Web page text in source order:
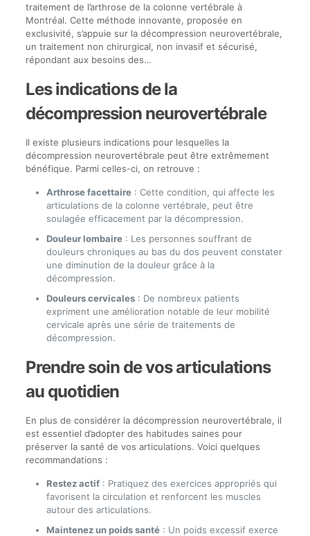
traitement de l’arthrose de la colonne vertébrale à
Montréal. Cette méthode innovante, proposée en
exclusivité, s’appuie sur la décompression neurovertébrale,
un traitement non chirurgical, non invasif et sécurisé,
répondant aux besoins des…
Les indications de la
décompression neurovertébrale
Il existe plusieurs indications pour lesquelles la
décompression neurovertébrale peut être extrêmement
bénéfique. Parmi celles-ci, on retrouve :
Arthrose facettaire: Cette condition, qui affecte les
articulations de la colonne vertébrale, peut être
soulagée efficacement par la décompression.
Douleur lombaire: Les personnes souffrant de
douleurs chroniques au bas du dos peuvent constater
une diminution de la douleur grâce à la
décompression.
Douleurs cervicales: De nombreux patients
expriment une amélioration notable de leur mobilité
cervicale après une série de traitements de
décompression.
Prendre soin de vos articulations
au quotidien
En plus de considérer la décompression neurovertébrale, il
est essentiel d’adopter des habitudes saines pour
préserver la santé de vos articulations. Voici quelques
recommandations :
Restez actif: Pratiquez des exercices appropriés qui
favorisent la circulation et renforcent les muscles
autour des articulations.
Maintenez un poids santé: Un poids excessif exerce